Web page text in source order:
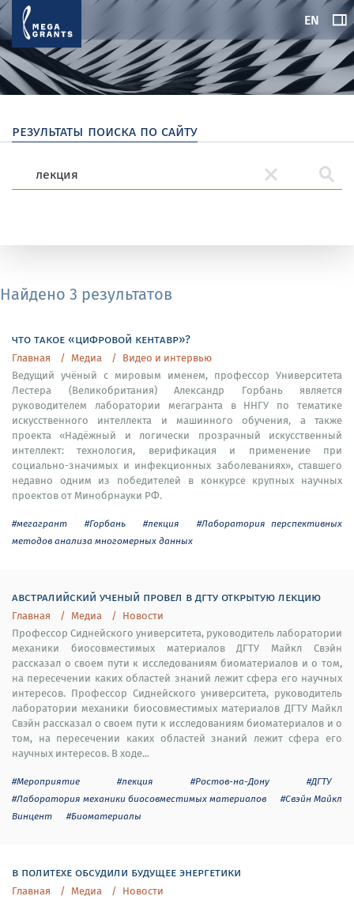
EN
результаты поиска по сайту
Найдено 3 результатов
что такое «цифровой кентавр»?
Главная Медиа
Видео и интервью
Ведущий учёный с мировым именем, профессор Университета
Лестера (Великобритания) Александр Горбань является
руководителем лаборатории мегагранта в ННГУ по тематике
искусственного интеллекта и машинного обучения, а также
проекта «Надёжный и логически прозрачный искусственный
интеллект: технология, верификация и применение при
социально-значимых и инфекционных заболеваниях», ставшего
недавно одним из победителей в конкурсе крупных научных
проектов от Минобрнауки РФ.
#мегагрант #Горбань #лекция
#Лаборатория перспективных
методов анализа многомерных данных
австралийский ученый провел в дгту открытую лекцию
Главная Медиа
Новости
Профессор Сиднейского университета, руководитель лаборатории
механики биосовместимых материалов ДГТУ Майкл Свэйн
рассказал о своем пути к исследованиям биоматериалов и о том,
на пересечении каких областей знаний лежит сфера его научных
интересов. Профессор Сиднейского университета, руководитель
лаборатории механики биосовместимых материалов ДГТУ Майкл
Свэйн рассказал о своем пути к исследованиям биоматериалов и о
том, на пересечении каких областей знаний лежит сфера его
научных интересов. В ходе...
#Мероприятие #лекция #Ростов-на-Дону
#ДГТУ
#Лаборатория механики биосовместимых материалов
#Свэйн Майкл
Винцент
#Биоматериалы
в политехе обсудили будущее энергетики
Главная Медиа
Новости